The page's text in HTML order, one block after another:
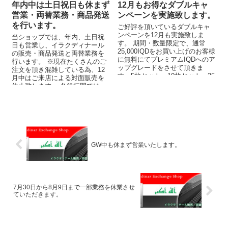
年内中は土日祝日も休まず
営業・両替業務・商品発送
を行います。
当ショップでは、年内、土日祝
日も営業し、イラクディナール
の販売・商品発送と両替業務を
行います。 ※現在たくさんのご
注文を頂き混雑している為、12
月中はご来店による対面販売を
休止致します。 各銀行間では、
12月もお得なダブルキャ
ンペーンを実施致します。
ご好評を頂いているダブルキャ
ンペーンを12月も実施致しま
す。 期間・数量限定で、通常
25,000IQDをお買い上げのお客様
に無料にてプレミアムIQDへのア
ップグレードをさせて頂きま
す。5枚セット・10枚セット・25
GW中も休まず営業いたします。
7月30日から8月9日まで一部業務を休業させ
ていただきます。